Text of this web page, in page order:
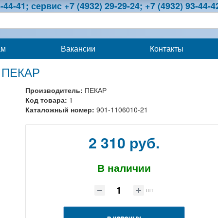
41; сервис +7 (4932) 29-29-24; +7 (4932) 93-44-
Вакансии Контакты
ПЕКАР
Производитель: ПЕКАР
Код товара: 1
Каталожный номер: 901-1106010-21
2 310 руб.
В наличии
шт